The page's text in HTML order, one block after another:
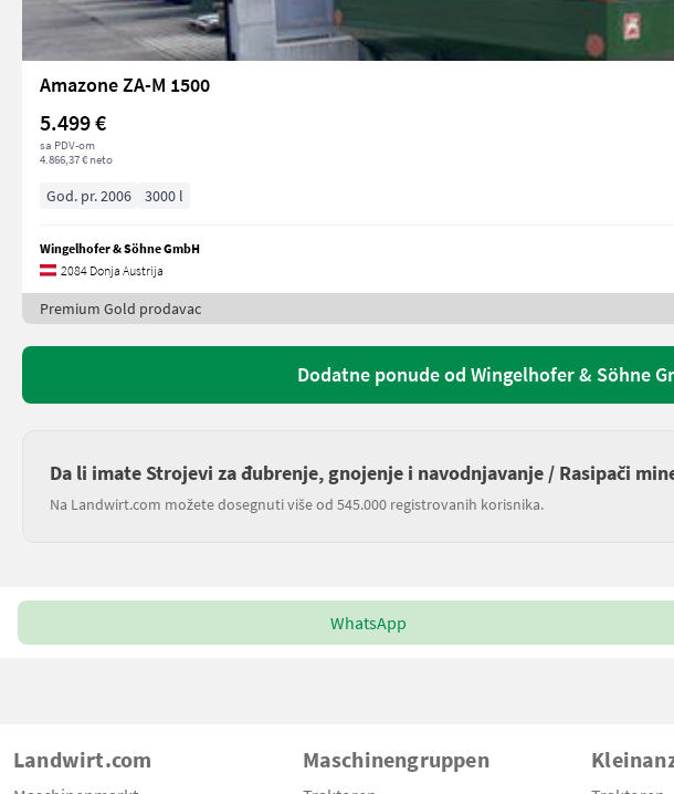
Amazone ZA-M 1500
5.499 €
sa PDV-om
4.866,37 € neto
God. pr. 2006 3000 l
Wingelhofer & Söhne GmbH
2084 Donja Austrija
Premium Gold prodavac
Dodatne ponude od Wingelhofer & Söhne
Da li imate Strojevi za đubrenje, gnojenje i navodnjavanje / Rasipači
Na Landwirt.com možete dosegnuti više od 545.000 registrovanih korisnika.
WhatsApp
Landwirt.com Maschinengruppen